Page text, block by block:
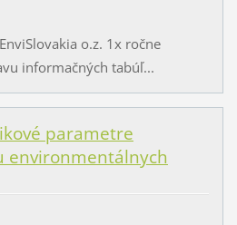
o.z. 1x ročne
informačných tabúľ...
parametre
environmentálnych